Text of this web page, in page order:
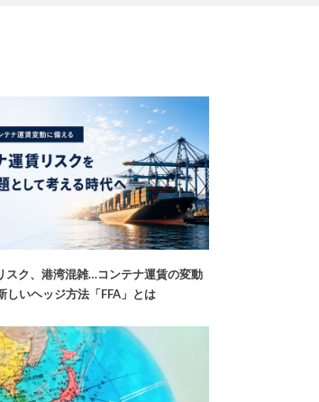
スク、港湾混雑…コンテナ運賃の変動
しいヘッジ方法「FFA」とは